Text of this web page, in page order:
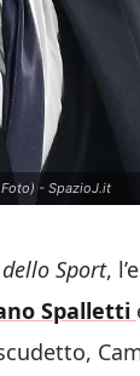
- SpazioJ.it
Sport,
Spalletti